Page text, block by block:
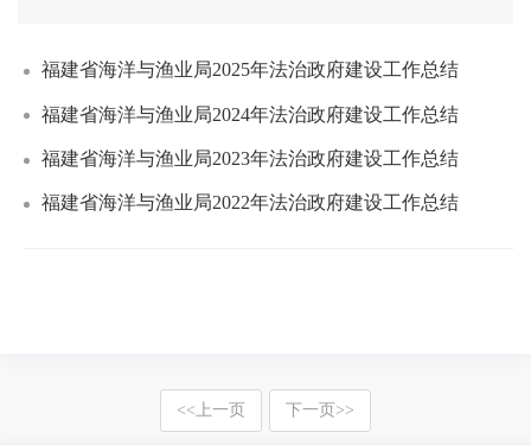
福建省海洋与渔业局2025年法治政府建设工作总结
福建省海洋与渔业局2024年法治政府建设工作总结
福建省海洋与渔业局2023年法治政府建设工作总结
福建省海洋与渔业局2022年法治政府建设工作总结
<<上一页 下一页 >>